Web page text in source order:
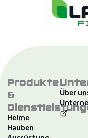
Produkte
&
Helme
Hauben
Über